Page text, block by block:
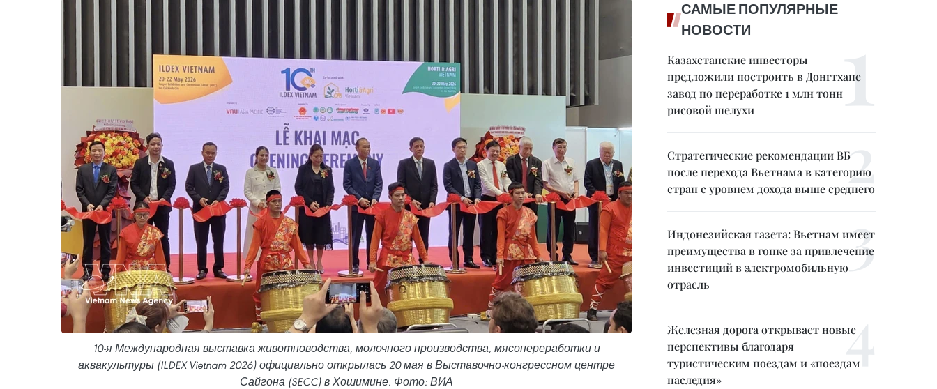
10-я Международная выставка животноводства, молочного производства, мясопереработки и
аквакультуры (ILDEX Vietnam 2026) официально открылась 20 мая в Выставочно-конгрессном центре
Сайгона (SECC) в Хошимине. Фото: ВИА
САМЫЕ ПОПУЛЯРНЫЕ
НОВОСТИ
Казахстанские инвесторы
предложили построить в Донгтхапе
завод по переработке 1 млн тонн
рисовой шелухи
Стратегические рекомендации ВБ
после перехода Вьетнама в категорию
стран с уровнем дохода выше среднего
Индонезийская газета: Вьетнам имеет
преимущества в гонке за привлечение
инвестиций в электромобильную
отрасль
Железная дорога открывает новые
перспективы благодаря
туристическим поездам и «поездам
наследия»